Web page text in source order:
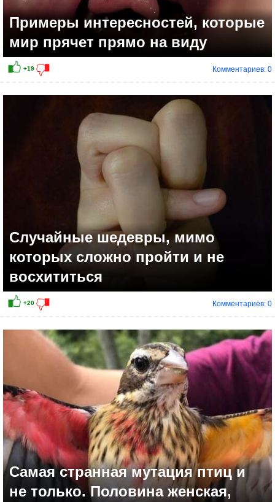
Примеры интересностей, которые
мир прячет прямо на виду
Комментариев: 0
Случайные шедевры, мимо
которых сложно пройти и не
восхититься
Комментариев: 0
Самая странная мутация птиц и
не только. Половина женская,